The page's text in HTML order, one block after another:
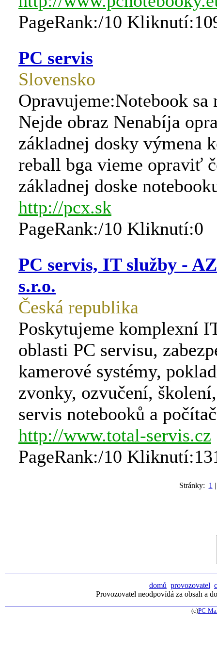
PageRank:/10
PC servis
Slovensko
Opravujeme:Notebook sa
Nejde obraz Nenabíja
základnej dosky výmena
reball bga vieme opraviť
základnej doske
http://pcx.sk
PageRank:/10 Kliknutí:0
PC servis, IT služby -
s.r.o.
Česká republika
Poskytujeme komplexní
oblasti PC servisu,
kamerové systémy,
zvonky, ozvučení,
servis notebooků a
http://www.total-servis.cz
PageRank:/10
Stránky: 1
domů provozovatel
Provozovatel neodpovídá za obsah a
(c)PC-